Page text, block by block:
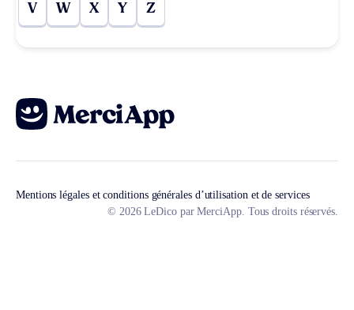
V W X Y Z
Mentions légales et conditions générales d’utilisation et de services
© 2026 LeDico par MerciApp. Tous droits réservés.